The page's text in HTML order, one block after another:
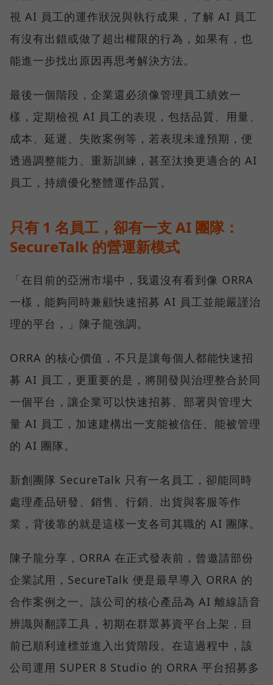
視 AI 員工的運作狀況與執行成果，了解 AI 員工
有沒有出錯或做了超出權限的行為，如果有，也
能進一步找出原因再思考解決方法。
最後一個階段，企業還必須像管理員工績效一
樣，定期檢視 AI 員工的表現，包括品質、用量、
成本、延遲、失敗案例等，若表現未達預期，便
透過調整能力、重新訓練，甚至汰換更適合的 AI
員工，持續優化整體運作品質。
只有 1 名員工，卻有一支 AI 團隊：
SecureTalk 的營運新模式
「在目前的亞洲市場中，我還沒有看到像 ORRA
一樣，能夠同時兼顧快速招募 AI 員工並能嚴謹治
理的平台，」陳子龍強調。
ORRA 的核心價值，不只是讓每個人都能快速招
募 AI 員工，更重要的是，將開發與治理整合於同
一個平台，讓企業可以快速招募、部署與管理大
量 AI 員工，加速建構出一支能被信任、能被管理
的 AI 團隊。
新創團隊 SecureTalk 只有一名員工，卻能同時
處理產品研發、銷售、行銷、出貨與客服等作
業，背後靠的就是這樣一支各司其職的 AI 團隊。
陳子龍分享，ORRA 在正式發表前，曾邀請部份
企業試用，SecureTalk 便是最早導入 ORRA 的
合作案例之一。該公司的核心產品為 AI 離線語音
辨識與翻譯工具，初期在群眾募資平台上架，目
前已順利達標並進入出貨階段。在這過程中，該
公司運用 SUPER 8 Studio 的 ORRA 平台招募多